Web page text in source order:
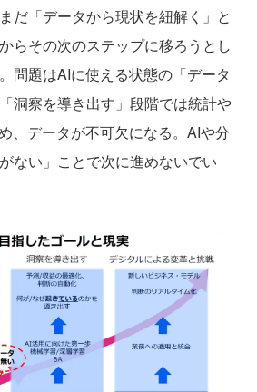
だ「データから現状を紐解く」と
らその次のステップに移ろうとし
問題はAIに使える状態の「データ
洞察を導き出す」段階では統計や
、データが不可欠になる。AIや分
ない」ことで次に進めないでい